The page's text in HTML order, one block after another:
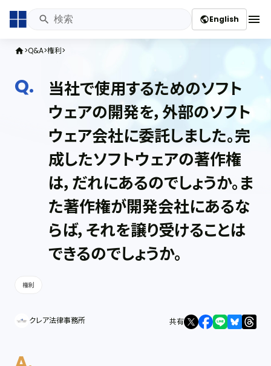
publicEnglish menu
home Q&A 権利
当社で使用するためのソフト
ウェアの開発を，外部のソフト
ウェア会社に委託しました。完
成したソフトウェアの著作権
は，だれにあるのでしょうか。ま
た著作権が開発会社にあるな
らば，それを譲り受けることは
できるのでしょうか。
権利
クレア法律事務所 共有